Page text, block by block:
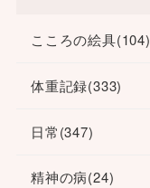
こころの絵具(104)
体重記録(333)
日常(347)
精神の病(24)